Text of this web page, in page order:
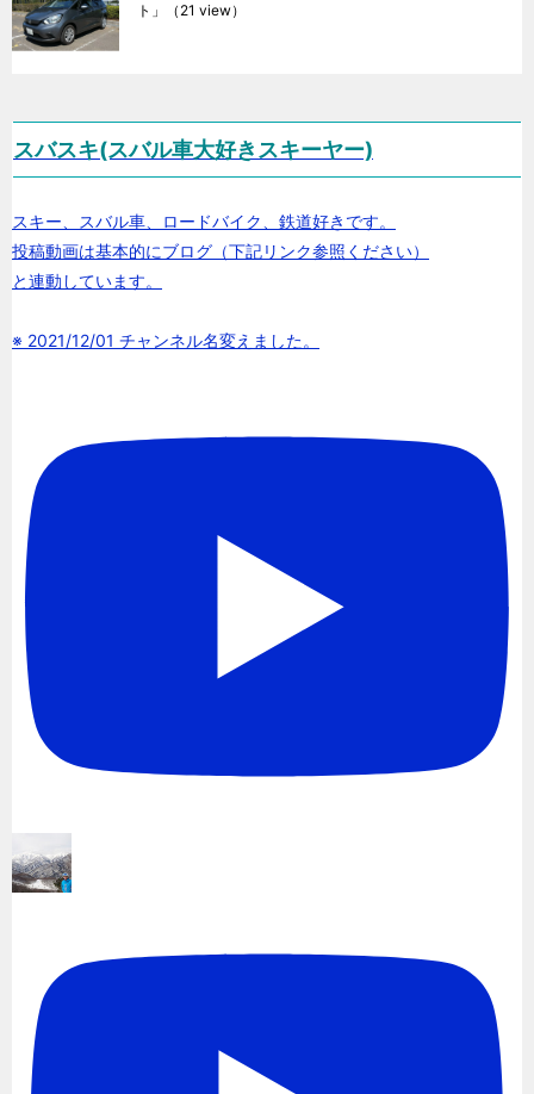
ト」
（21 view）
スバスキ(スバル車大好きスキーヤー)
スキー、スバル車、ロードバイク、鉄道好きです。
投稿動画は基本的にブログ（下記リンク参照ください）
と連動しています。
※ 2021/12/01 チャンネル名変えました。